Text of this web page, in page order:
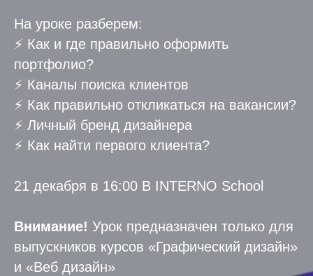
На уроке разберем:
⚡️ Как и где правильно оформить
портфолио?
⚡️ Каналы поиска клиентов
⚡️ Как правильно откликаться на вакансии?
⚡️ Личный бренд дизайнера
⚡️ Как найти первого клиента?
21 декабря в 16:00 В INTERNO School
Внимание! Урок предназначен только для
выпускников курсов «Графический дизайн»
и «Веб дизайн»